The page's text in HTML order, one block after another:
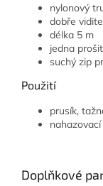
nylonový
dobře
délka 5 m
jedna
suchý zip
Použití
prusík,
Doplňkové